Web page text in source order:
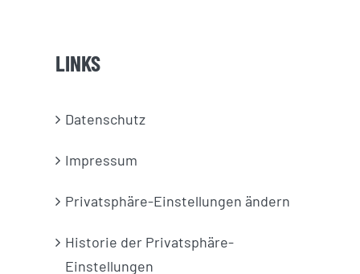
LINKS
Datenschutz
Impressum
Privatsphäre-Einstellungen ändern
Historie der Privatsphäre-
Einstellungen